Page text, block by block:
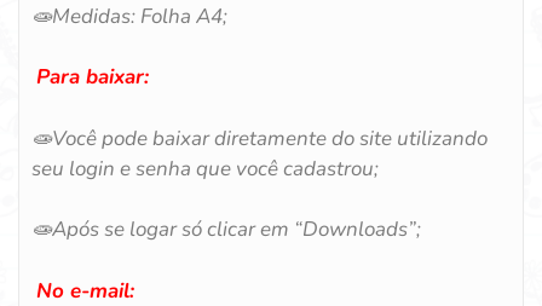
🧫Medidas: Folha A4;
Para baixar:
🧫Você pode baixar diretamente do site utilizando
seu login e senha que você cadastrou;
🧫Após se logar só clicar em “Downloads”;
No e-mail: